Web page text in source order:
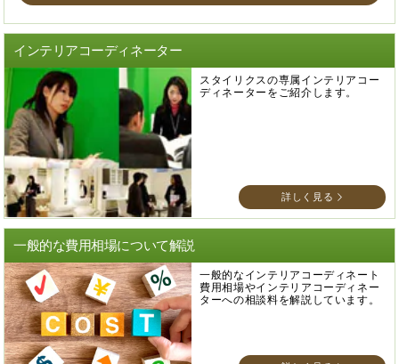
インテリアコーディネーター
スタイリクスの専属インテリアコー
ディネーターをご紹介します。
詳しく見る
一般的な費用相場について解説
一般的なインテリアコーディネート
費用相場やインテリアコーディネー
ターへの相談料を解説しています。